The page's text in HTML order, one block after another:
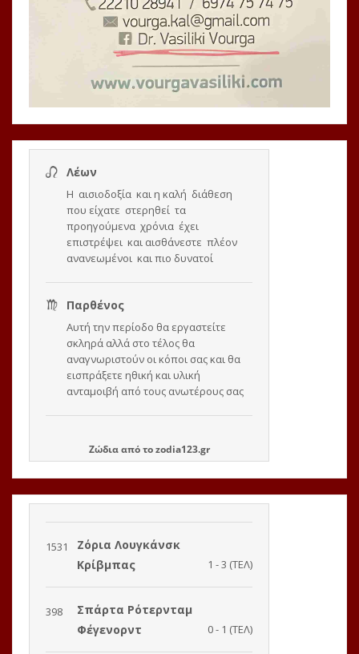
Ζώδιααπό τοzodia123.gr